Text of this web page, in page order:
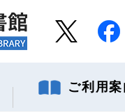
ご利用案